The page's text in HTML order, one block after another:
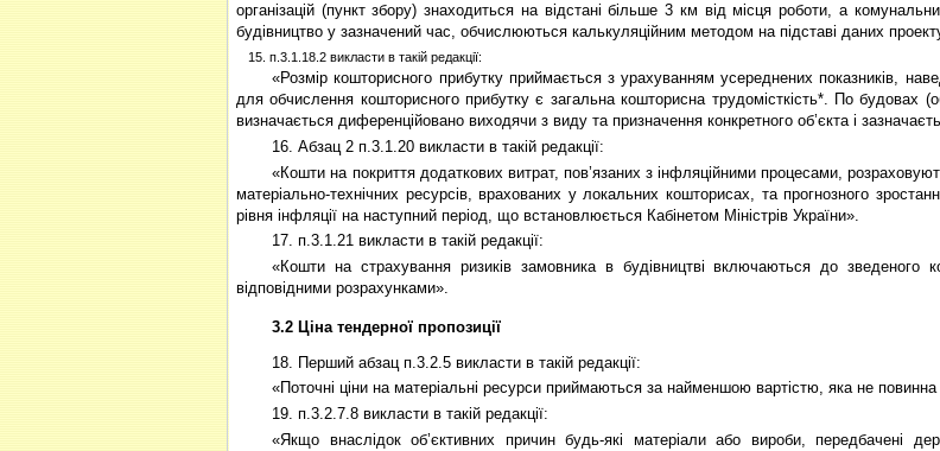
організацій (пункт збору) знаходиться на відстані більше 3 км від місця роботи, а
будівництво у зазначений час, обчислюються калькуляційним методом на підставі даних
15. п.3.1.18.2 викласти в такій редакції:
«Розмір кошторисного прибутку приймається з урахуванням усереднених показників,
для обчислення кошторисного прибутку є загальна кошторисна трудомісткість*. По будовах
визначається диференційовано виходячи з виду та призначення конкретного об’єкта і
16. Абзац 2 п.3.1.20 викласти в такій редакції:
«Кошти на покриття додаткових витрат, пов’язаних з інфляційними процесами,
матеріально-технічних ресурсів, врахованих у локальних кошторисах, та прогнозного
рівня інфляції на наступний період, що встановлюється Кабінетом Міністрів України».
17. п.3.1.21 викласти в такій редакції:
«Кошти на страхування ризиків замовника в будівництві включаються до зведеного
відповідними розрахунками».
3.2 Ціна тендерної пропозиції
18. Перший абзац п.3.2.5 викласти в такій редакції:
«Поточні ціни на матеріальні ресурси приймаються за найменшою вартістю, яка не
19. п.3.2.7.8 викласти в такій редакції:
«Якщо внаслідок об’єктивних причин будь-які матеріали або вироби, передбачені